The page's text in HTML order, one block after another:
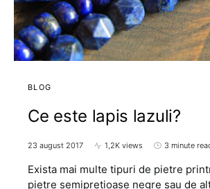
BLOG
Ce este lapis lazuli?
23 august 2017 1,2K views 3 minute
Exista mai multe tipuri de pietre
pietre semipretioase negre sau de